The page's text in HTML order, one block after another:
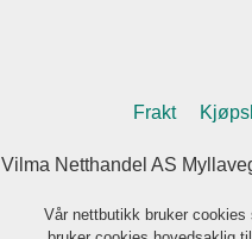
Frakt
Vilma Netthandel AS
Vår nettbutikk bruker